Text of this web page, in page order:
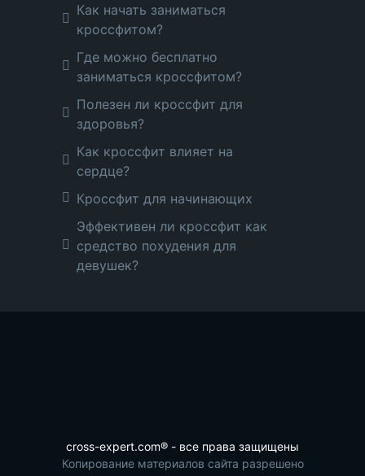
Как начать заниматься
кроссфитом?
Где можно бесплатно
заниматься кроссфитом?
Полезен ли кроссфит для
здоровья?
Как кроссфит влияет на
сердце?
Кроссфит для начинающих
Эффективен ли кроссфит как
средство похудения для
девушек?
cross-expert.com® - все права защищены
Копирование материалов сайта разрешено